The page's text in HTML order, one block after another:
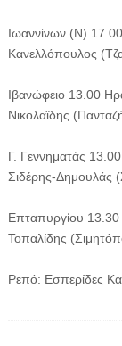
Ιωαννίνων (Ν)
Κανελλόπουλος
Ιβανώφειο 13.00
Νικολαϊδης
Γ. Γεννηματάς
Σιδέρης-Δημουλάς
Επταπυργίου
Τοπαλίδης
Ρεπό: Εσπερίδες